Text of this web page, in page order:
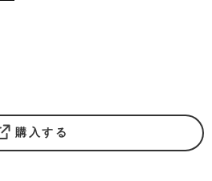
購入する